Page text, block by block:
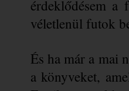
érdeklődésem a
véletlenül futok
És ha már a mai
a könyveket,